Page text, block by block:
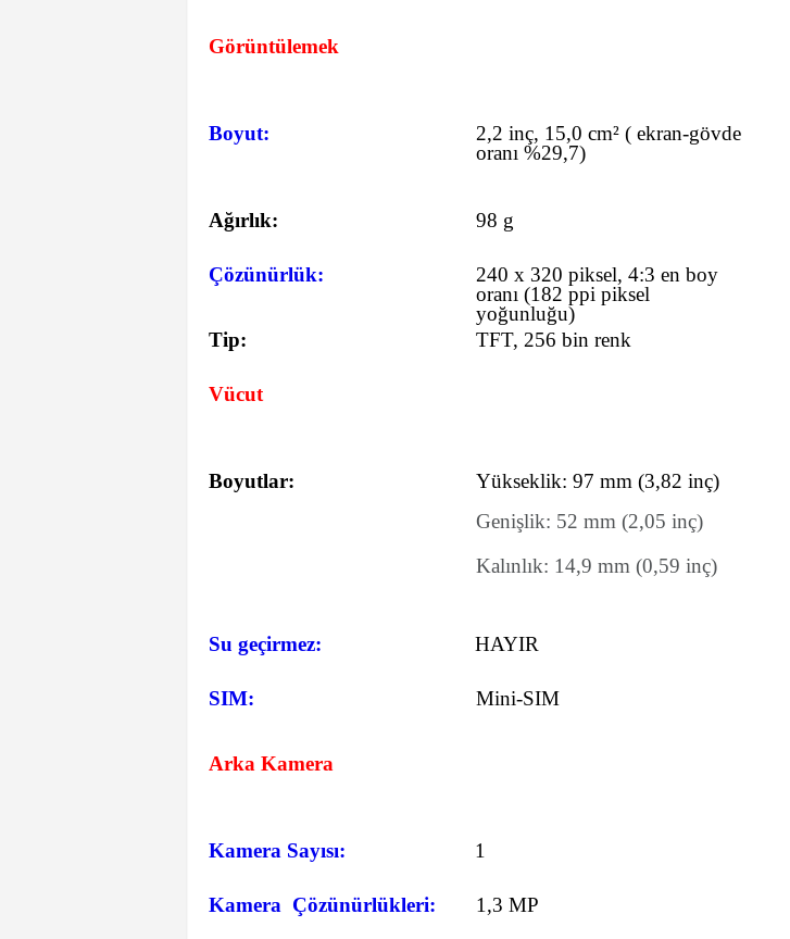
Görüntülemek
Boyut: 2,2 inç, 15,0 cm² ( ekran-gövde
oranı %29,7)
Ağırlık: 98 g
Çözünürlük:
240 x 320 piksel, 4:3 en boy
oranı (182 ppi piksel
yoğunluğu)
Tip:
TFT, 256 bin renk
Vücut
Boyutlar: Yükseklik: 97 mm (3,82 inç)
Genişlik: 52 mm (2,05 inç)
Kalınlık: 14,9 mm (0,59 inç)
Su geçirmez: HAYIR
SIM: Mini-SIM
Arka Kamera
Kamera Sayısı: 1
Kamera Çözünürlükleri: 1,3 MP